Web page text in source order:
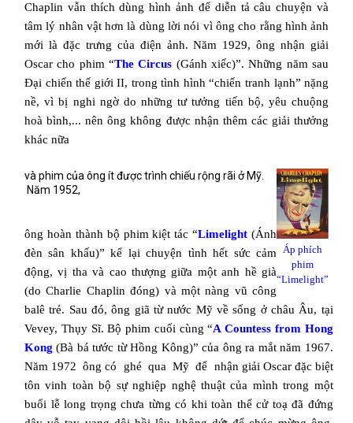
Chaplin vẫn thích dùng hình ảnh để diễn tả câu chuyện và
tâm lý nhân vật hơn là dùng lời nói vì ông cho rằng hình ảnh
mới là đặc trưng của điện ảnh. Năm 1929, ông nhận giải
Oscar cho phim “The Circus (Gánh xiếc)”. Những năm sau
Đại chiến thế giới II, trong tình hình “chiến tranh lạnh” nặng
nề, vì bị nghi ngờ do những tư tưởng tiến bộ, yêu chuộng
hoà bình,... nên ông không được nhận thêm các giải thưởng
khác nữa
Áp phích
phim
“Limelight”
và phim của ông ít được trình chiếu rộng rãi ở Mỹ.
Năm 1952,
ông hoàn thành bộ phim kiệt tác “Limelight (Ánh
đèn sân khấu)” kể lại chuyện tình hết sức cảm
động, vị tha và cao thượng giữa một anh hề già
(do Charlie Chaplin đóng) và một nàng vũ công
balê trẻ. Sau đó, ông giã từ nước Mỹ về sống ở châu Âu, tại
Vevey, Thụy Sĩ. Bộ phim cuối cùng “A Countess from Hong
Kong (Bà bá tước từ Hồng Kông)” của ông ra mắt năm 1967.
Năm 1972 ông có ghé qua Mỹ để nhận giải Oscar đặc biệt
tôn vinh toàn bộ sự nghiệp nghệ thuật của mình trong một
buổi lễ long trọng chưa từng có khi toàn thể cử toạ đã đứng